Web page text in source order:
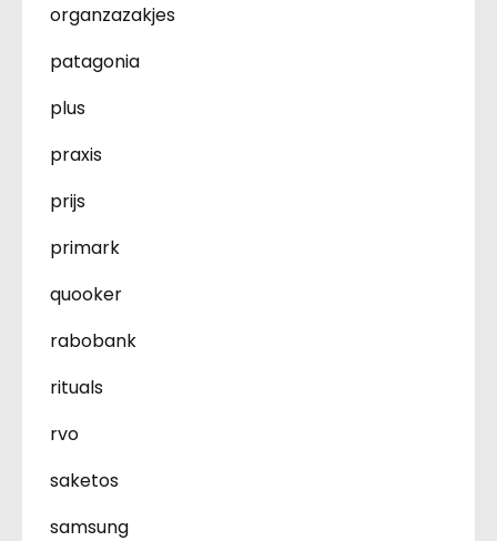
organzazakjes
patagonia
plus
praxis
prijs
primark
quooker
rabobank
rituals
rvo
saketos
samsung